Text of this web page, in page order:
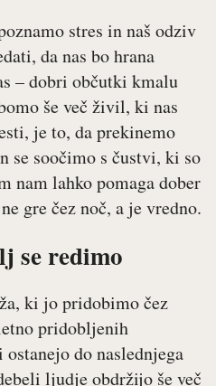
stres in naš odziv
da nas bo hrana
– dobri občutki kmalu
še več živil, ki nas
je to, da prekinemo
se soočimo s čustvi, ki so
nam lahko pomaga dober
gre čez noč, a je vredno.
se redimo
ki jo pridobimo čez
pridobljenih
do naslednjega
ljudje obdržijo še več